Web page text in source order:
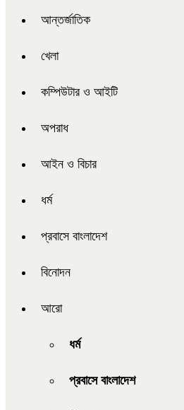
আন্তর্জাতিক
খেলা
কম্পিউটার ও আইটি
অপরাধ
আইন ও বিচার
ধর্ম
প্রবাসে বাংলাদেশ
বিনোদন
আরো
ধর্ম
প্রবাসে বাংলাদেশ